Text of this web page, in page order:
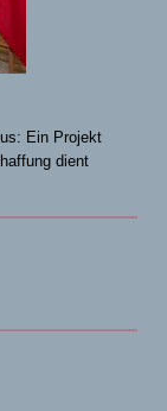
Ein Projekt
dient